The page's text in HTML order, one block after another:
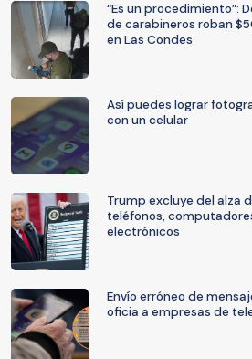
“Es un procedimiento”:
de carabineros roban
en Las Condes
Así puedes lograr
con un celular
Trump excluye del alza
teléfonos,
electrónicos
Envío erróneo de
oficia a empresas de